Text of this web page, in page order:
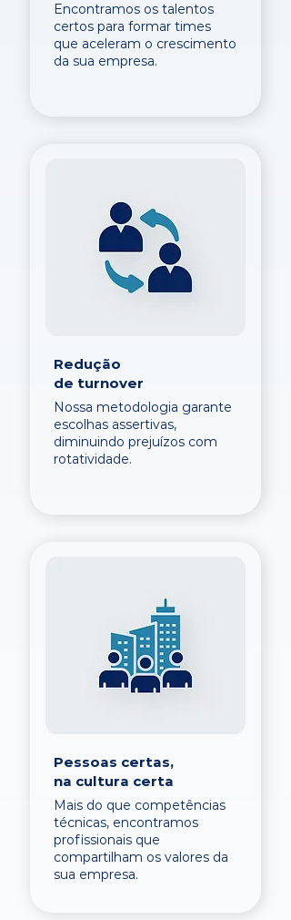
Encontramos os talentos
certos para formar times
que aceleram o crescimento
da sua empresa.
Redução
de turnover
Nossa metodologia garante
escolhas assertivas,
diminuindo prejuízos com
rotatividade.
Pessoas certas,
na cultura certa
Mais do que competências
técnicas, encontramos
profissionais que
compartilham os valores da
sua empresa.